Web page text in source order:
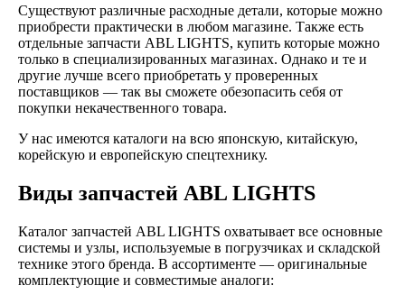
Существуют различные расходные детали, которые можно
приобрести практически в любом магазине. Также есть
отдельные запчасти ABL LIGHTS, купить которые можно
только в специализированных магазинах. Однако и те и
другие лучше всего приобретать у проверенных
поставщиков — так вы сможете обезопасить себя от
покупки некачественного товара.
У нас имеются каталоги на всю японскую, китайскую,
корейскую и европейскую спецтехнику.
Виды запчастей ABL LIGHTS
Каталог запчастей ABL LIGHTS охватывает все основные
системы и узлы, используемые в погрузчиках и складской
технике этого бренда. В ассортименте — оригинальные
комплектующие и совместимые аналоги: